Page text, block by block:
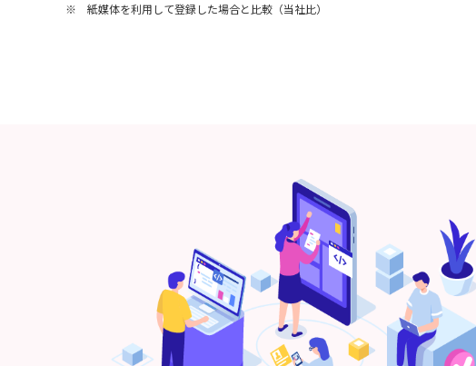
※ 紙媒体を利用して登録した場合と比較（当社比）